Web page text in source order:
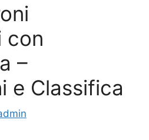
con
–
e Classifica